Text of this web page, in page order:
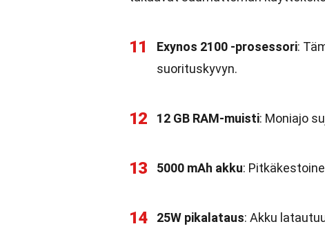
11 Exynos 2100 -prosessori:
suorituskyvyn.
12 12 GB RAM-muisti: Moniajo
13 5000 mAh akku:
14 25W pikalataus: Akku